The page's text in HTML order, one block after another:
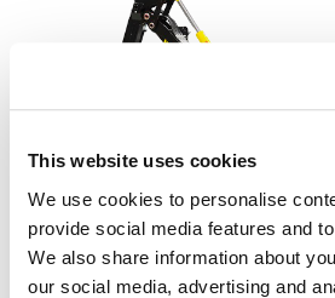
This website uses cookies
We use cookies to personalise
provide social media features and
We also share information about
our social media, advertising and